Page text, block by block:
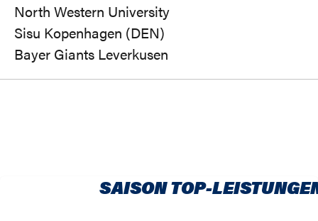
North Western University
Sisu Kopenhagen (DEN)
Bayer Giants Leverkusen
SAISON TOP-